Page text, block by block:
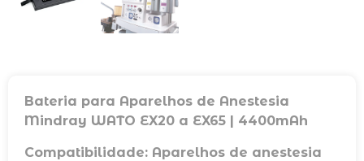
Bateria para Aparelhos de Anestesia
Mindray WATO EX20 a EX65 | 4400mAh
Compatibilidade: Aparelhos de anestesia